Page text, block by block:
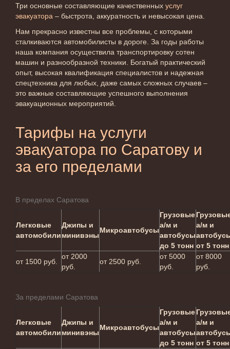
Три основные составляющие качественных услуг
эвакуатора – быстрота, аккуратность и невысокая цена.
Нам прекрасно известны все проблемы, с которыми
сталкиваются автомобилисты в дороге. За годы работы
наша компания осуществила транспортировку сотен
машин и разнообразной техники. Богатый практический
опыт, высокая квалификация специалистов и надежная
спецтехника для любых, даже самых сложных случаев –
это важные составляющие успешного выполнения
эвакуационных мероприятий.
Тарифы на услуги
эвакуатора по Саратову и
за его пределами
В пределах Саратова
Легковые
автомобили
Джипы и
минивэны
Микроавтобусы
Грузовые
а/м и
автобусы
до 5 тонн
а/м и
от 5 тонн
от 1500 руб.
от 2000
руб.
от 2500 руб.
от 5000
руб.
от 8000
руб.
За пределами Саратова
Легковые
автомобили
Джипы и
минивэны
Микроавтобусы
Грузовые
а/м и
автобусы
до 5 тонн
а/м и
от 5 тонн